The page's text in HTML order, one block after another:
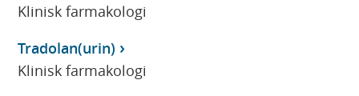
Klinisk farmakologi
Tradolan(urin)
Klinisk farmakologi